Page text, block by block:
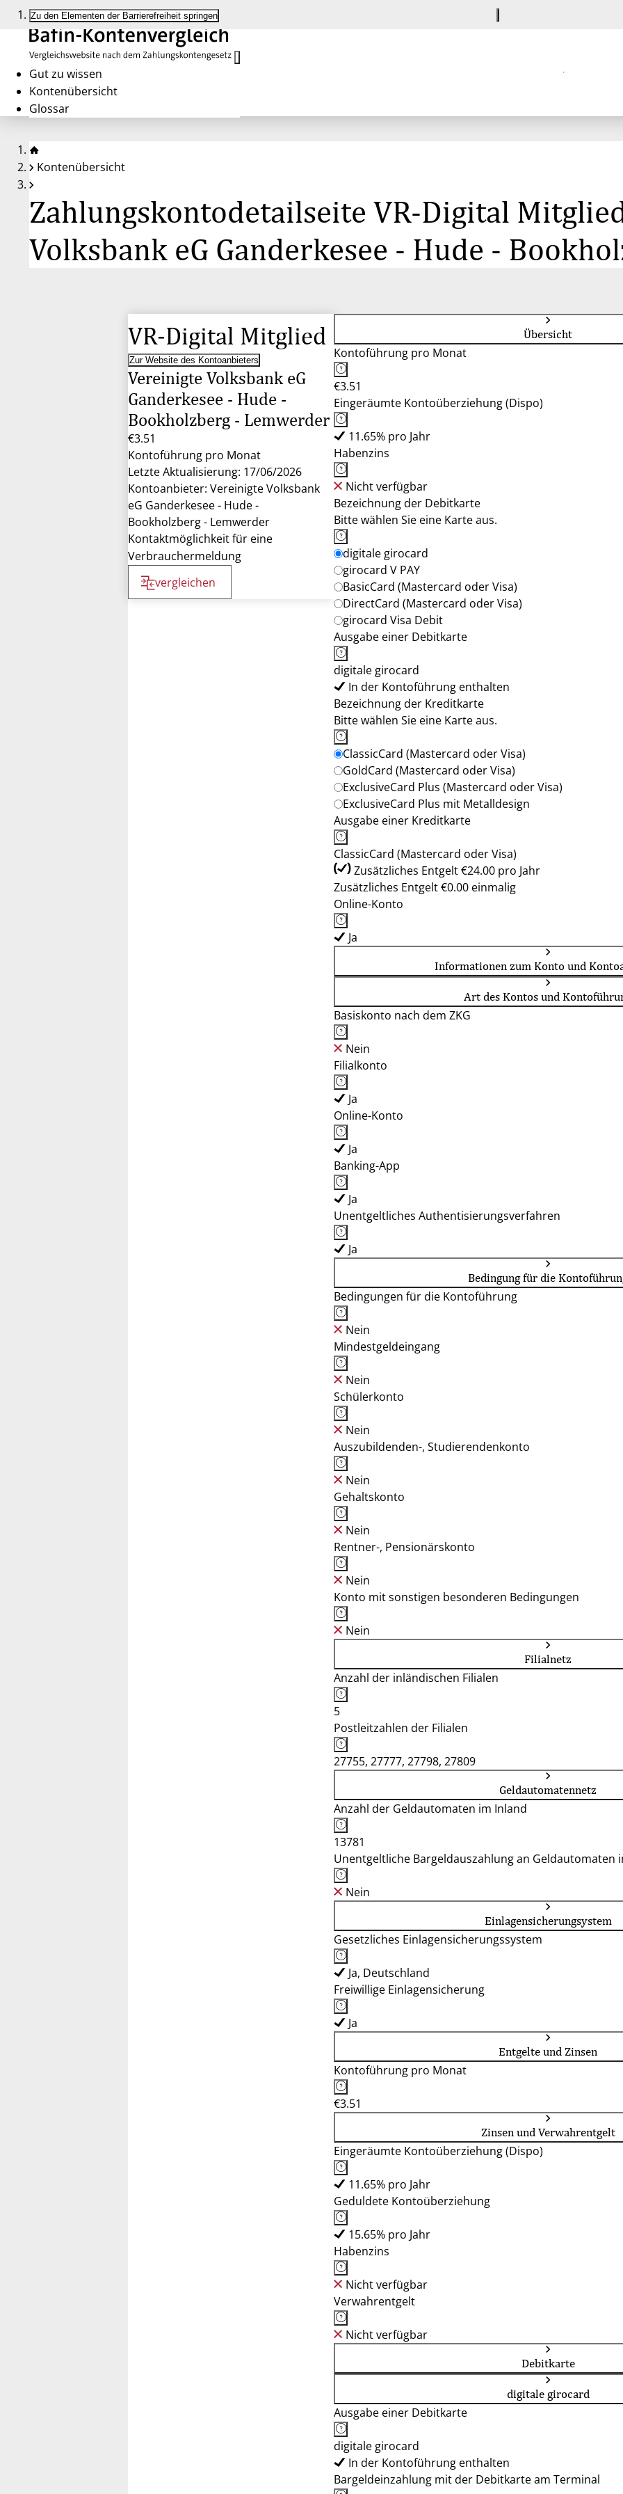
Zu den Elementen der Barrierefreiheit springen
Gut zu wissen
Kontenübersicht
Glossar
Kontenübersicht
Zahlungskontodetailseite VR-Digital
Volksbank eG Ganderkesee - Hude -
VR-Digital Mitglied
Zur Website des Kontoanbieters
Vereinigte Volksbank eG
Ganderkesee - Hude -
Bookholzberg - Lemwerder
€3.51
Kontoführung pro Monat
Letzte Aktualisierung: 17/06/2026
Kontoanbieter: Vereinigte Volksbank
eG Ganderkesee - Hude -
Bookholzberg - Lemwerder
Kontaktmöglichkeit für eine
Verbrauchermeldung
vergleichen
Übersicht
Kontoführung pro Monat
€3.51
Eingeräumte Kontoüberziehung (Dispo)
11.65% pro Jahr
Habenzins
Nicht verfügbar
Bezeichnung der Debitkarte
Bitte wählen Sie eine Karte aus.
digitale girocard
girocard V PAY
BasicCard (Mastercard oder Visa)
DirectCard (Mastercard oder Visa)
girocard Visa Debit
Ausgabe einer Debitkarte
digitale girocard
In der Kontoführung enthalten
Bezeichnung der Kreditkarte
Bitte wählen Sie eine Karte aus.
ClassicCard (Mastercard oder Visa)
GoldCard (Mastercard oder Visa)
ExclusiveCard Plus (Mastercard oder Visa)
ExclusiveCard Plus mit Metalldesign
Ausgabe einer Kreditkarte
ClassicCard (Mastercard oder Visa)
Zusätzliches Entgelt €24.00 pro Jahr
Zusätzliches Entgelt €0.00 einmalig
Online-Konto
Ja
Informationen zum Konto und
Art des Kontos und
Basiskonto nach dem ZKG
Nein
Filialkonto
Ja
Online-Konto
Ja
Banking-App
Ja
Unentgeltliches Authentisierungsverfahren
Ja
Bedingung für die
Bedingungen für die Kontoführung
Nein
Mindestgeldeingang
Nein
Schülerkonto
Nein
Auszubildenden-, Studierendenkonto
Nein
Gehaltskonto
Nein
Rentner-, Pensionärskonto
Nein
Konto mit sonstigen besonderen Bedingungen
Nein
Filialnetz
Anzahl der inländischen Filialen
5
Postleitzahlen der Filialen
27755, 27777, 27798, 27809
Geldautomatennetz
Anzahl der Geldautomaten im Inland
13781
Unentgeltliche Bargeldauszahlung an Geldautomaten
Nein
Einlagensicherungsystem
Gesetzliches Einlagensicherungssystem
Ja, Deutschland
Freiwillige Einlagensicherung
Ja
Entgelte und Zinsen
Kontoführung pro Monat
€3.51
Zinsen und Verwahrentgelt
Eingeräumte Kontoüberziehung (Dispo)
11.65% pro Jahr
Geduldete Kontoüberziehung
15.65% pro Jahr
Habenzins
Nicht verfügbar
Verwahrentgelt
Nicht verfügbar
Debitkarte
digitale girocard
Ausgabe einer Debitkarte
digitale girocard
In der Kontoführung enthalten
Bargeldeinzahlung mit der Debitkarte am Terminal